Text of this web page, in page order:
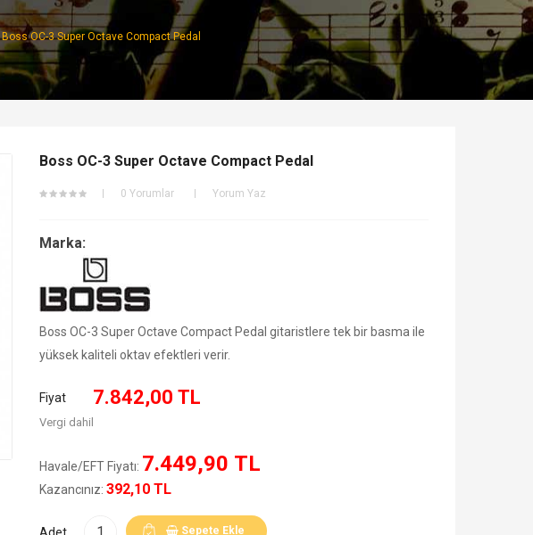
Boss OC-3 Super Octave Compact Pedal
Boss OC-3 Super Octave Compact Pedal
0 Yorumlar Yorum Yaz
Marka:
Boss OC-3 Super Octave Compact Pedal gitaristlere tek bir basma ile
yüksek kaliteli oktav efektleri verir.
Fiyat 7.842,00 TL
Vergi dahil
Havale/EFT Fiyatı: 7.449,90 TL
Kazancınız: 392,10 TL
Sepete Ekle